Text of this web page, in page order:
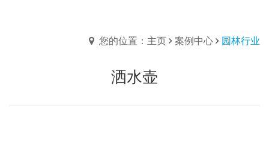
您的位置：主页 案例中心 园林行业
洒水壶